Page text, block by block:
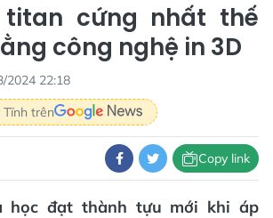
titan cứng nhất thế
công nghệ in 3D
2024 22:18
trên
Copy link
học đạt thành tựu mới khi áp